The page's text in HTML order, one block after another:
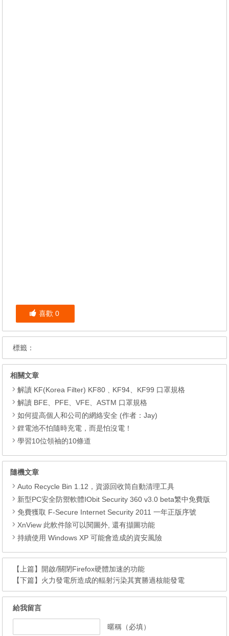
喜歡 0
標籤：
相關文章
解讀 KF(Korea Filter) KF80﹑KF94、KF99 口罩規格
解讀 BFE、PFE、VFE、ASTM 口罩規格
如何提高個人和公司的網絡安全 (作者：Jay)
鋰電池不怕隨時充電，而是怕沒電！
學習10位領袖的10條道
隨機文章
Auto Recycle Bin 1.12，資源回收筒自動清理工具
新型PC安全防禦軟體IObit Security 360 v3.0 beta繁中免費版
免費獲取 F-Secure Internet Security 2011 一年正版序號
XnView 此軟件除可以閱圖外, 還有擷圖功能
持續使用 Windows XP 可能會造成的資安風險
【上篇】 開啟/關閉Firefox硬體加速的功能
【下篇】 火力發電所造成的輻射污染其實勝過核能發電
給我留言
暱稱（必填）